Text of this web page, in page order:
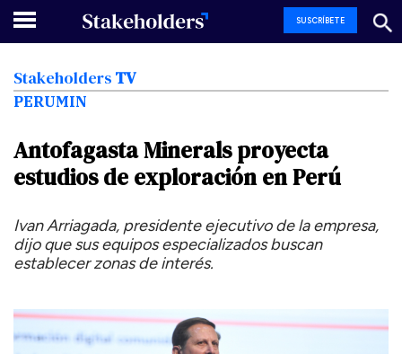
SUSCRÍBETE
Stakeholders TV
PERUMIN
AntofagastaMinerals proyecta
estudios de exploración enPerú
Ivan Arriagada, presidente ejecutivo de la empresa,
dijo que sus equipos especializados buscan
establecer zonas de interés.